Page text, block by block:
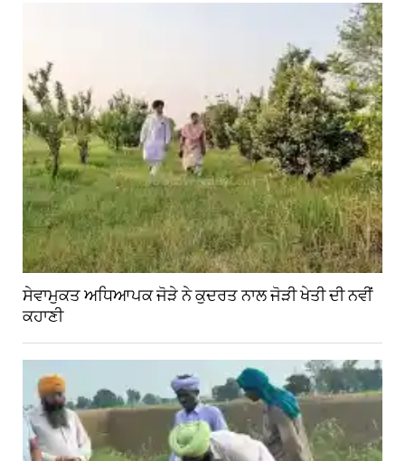
ਸੇਵਾਮੁਕਤ ਅਧਿਆਪਕ ਜੋੜੇ ਨੇ ਕੁਦਰਤ ਨਾਲ ਜੋੜੀ ਖੇਤੀ ਦੀ ਨਵੀਂ
ਕਹਾਣੀ